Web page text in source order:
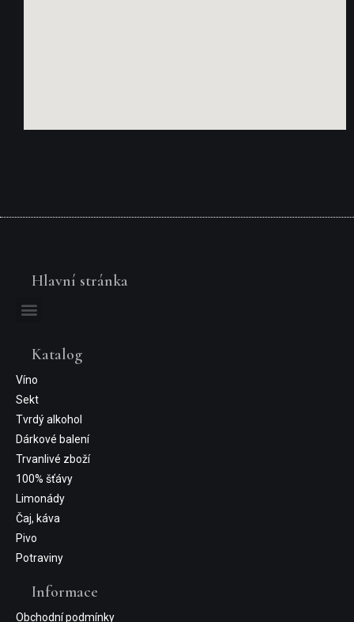
Hlavní stránka
Katalog
Víno
Sekt
Tvrdý alkohol
Dárkové balení
Trvanlivé zboží
100% šťávy
Limonády
Čaj, káva
Pivo
Potraviny
Informace
Obchodní podmínky